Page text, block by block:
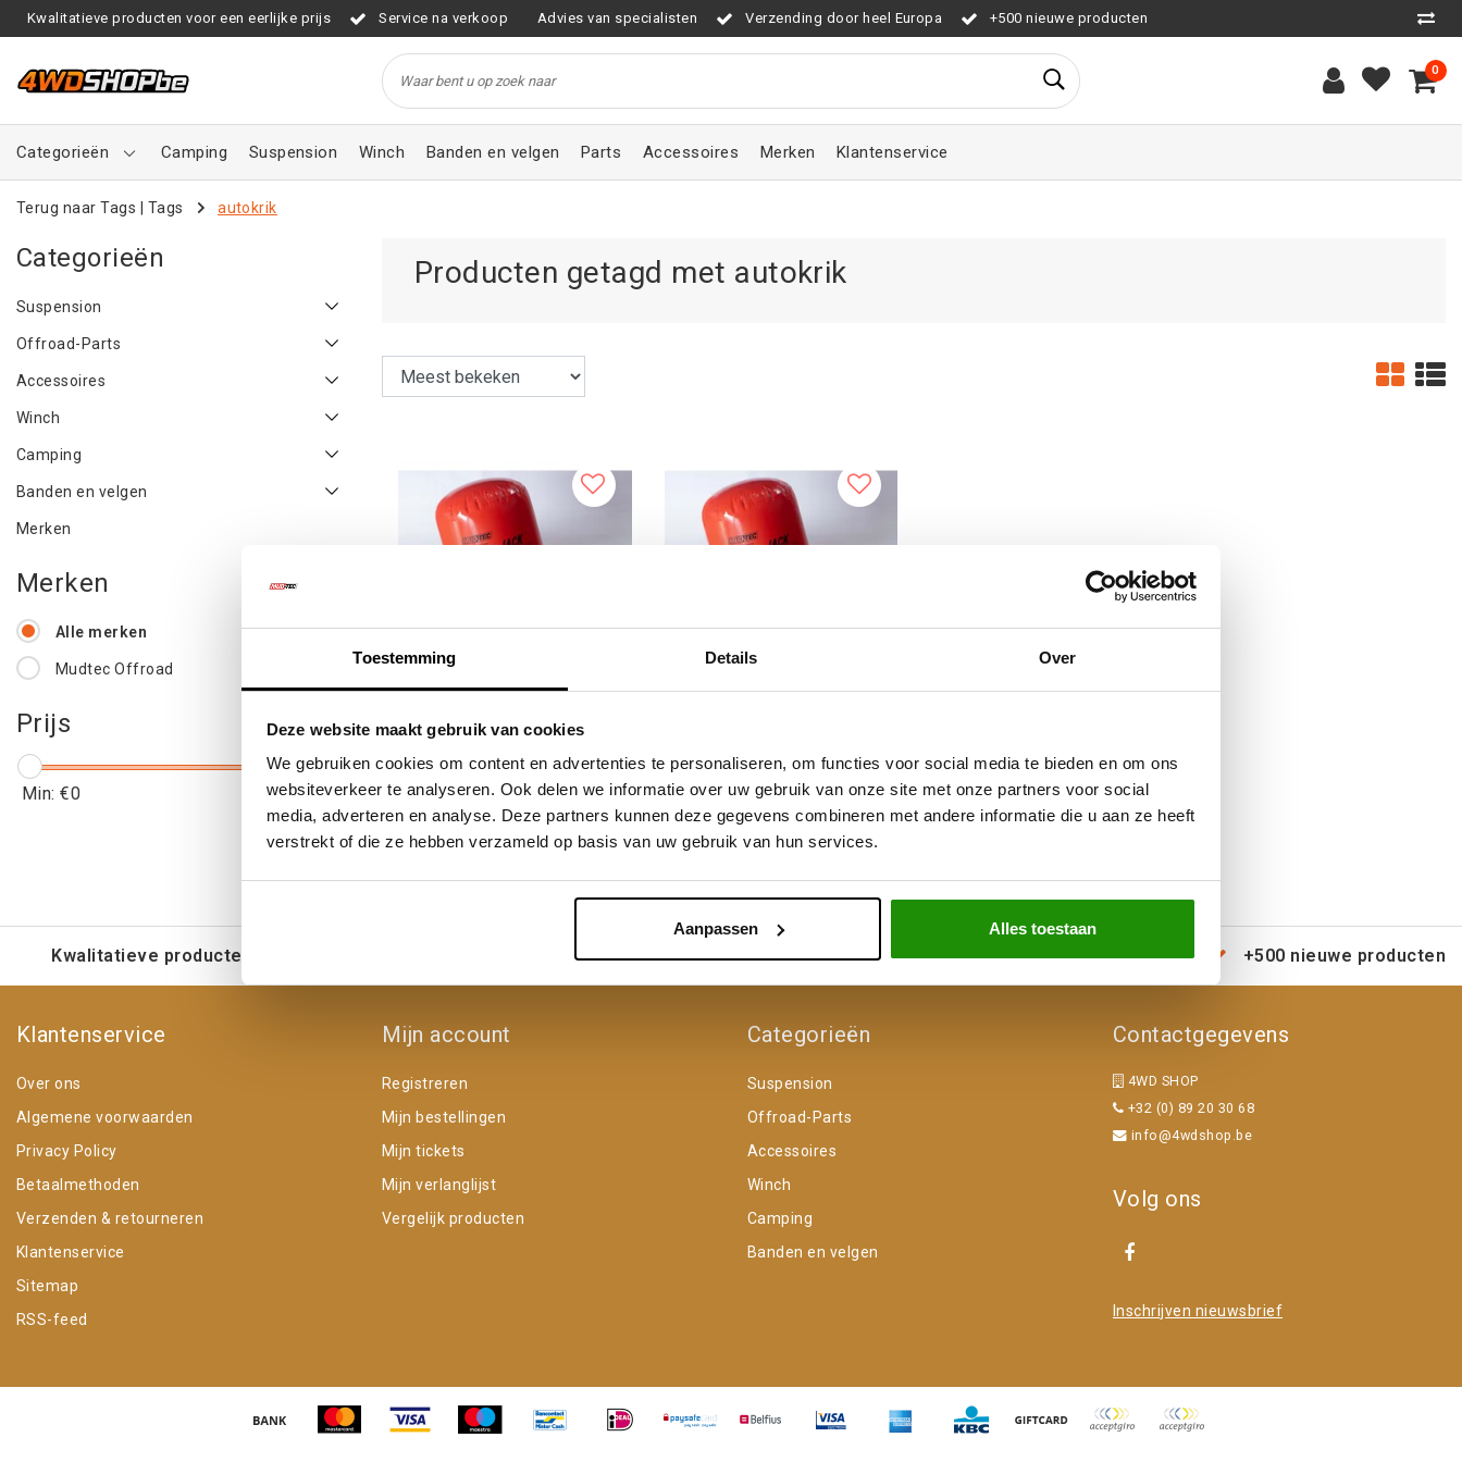
Toestemming Details Over
Deze website maakt gebruik van cookies
We gebruiken cookies om content en advertenties te personaliseren, om functies voor social media te bieden en om ons
websiteverkeer te analyseren. Ook delen we informatie over uw gebruik van onze site met onze partners voor social
media, adverteren en analyse. Deze partners kunnen deze gegevens combineren met andere informatie die u aan ze heeft
verstrekt of die ze hebben verzameld op basis van uw gebruik van hun services.
Aanpassen Alles toestaan
Kwalitatieve producten voor een eerlijke prijs Service na verkoop Advies van specialisten Verzending door heel Europa +500 nieuwe producten
0
Categorieën Camping Suspension Winch Banden en velgen Parts Accessoires Merken Klantenservice
Terug naar Tags Tags autokrik
Categorieën
Suspension
Offroad-Parts
Accessoires
Winch
Camping
Banden en velgen
Merken
Merken
Alle merken
Mudtec Offroad
Prijs
Min: €0 Max: €200
Producten getagd met autokrik
Mudtec Air Jack 4200kg
€139,67 Excl. btw
€169,00 Incl. btw
€139,67 Excl. btw
€169,00 Incl. btw
Kwalitatieve producten voor een eerlijke prijs Service na verkoop Advies van specialisten Verzending door heel Europa +500 nieuwe producten
Klantenservice
Over ons
Algemene voorwaarden
Privacy Policy
Betaalmethoden
Verzenden & retourneren
Klantenservice
Sitemap
RSS-feed
Mijn account
Registreren
Mijn bestellingen
Mijn tickets
Mijn verlanglijst
Vergelijk producten
Categorieën
Suspension
Offroad-Parts
Accessoires
Winch
Camping
Banden en velgen
Contactgegevens
4WD SHOP
+32 (0) 89 20 30 68
info@4wdshop.be
Volg ons
Inschrijven nieuwsbrief